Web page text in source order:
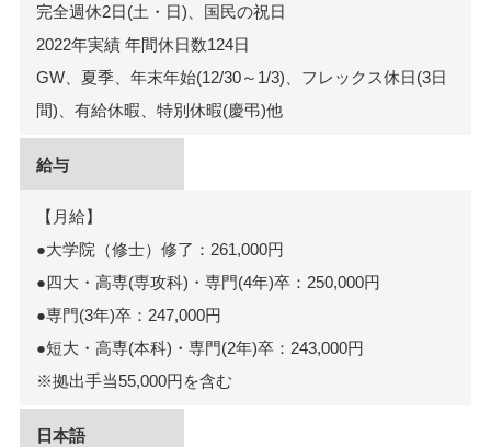
完全週休2日(土・日)、国民の祝日
2022年実績 年間休日数124日
GW、夏季、年末年始(12/30～1/3)、フレックス休日(3日
間)、有給休暇、特別休暇(慶弔)他
給与
【月給】
●大学院（修士）修了：261,000円
●四大・高専(専攻科)・専門(4年)卒：250,000円
●専門(3年)卒：247,000円
●短大・高専(本科)・専門(2年)卒：243,000円
※拠出手当55,000円を含む
日本語